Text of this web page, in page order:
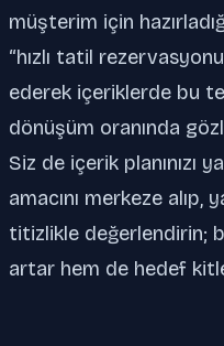
müşterim için
“hızlı tatil
ederek içeriklerde bu
dönüşüm oranında
Siz de içerik planınızı
amacını merkeze
titizlikle değerlendirin;
artar hem de hedef